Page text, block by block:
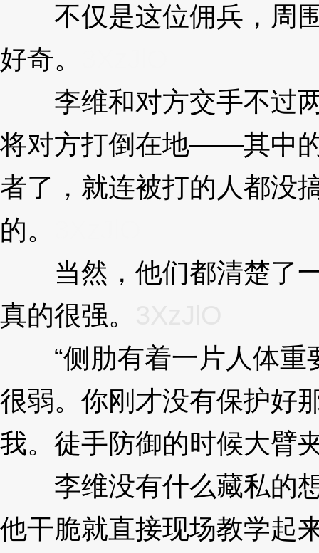
不仅是这位佣兵，周围
好奇。
李维和对方交手不过两
将对方打倒在地——其中
者了，就连被打的人都没
的。
当然，他们都清楚了
真的很强。
“侧肋有着一片人体重
很弱。你刚才没有保护
我。徒手防御的时候大臂
李维没有什么藏私的想
他干脆就直接现场教学起